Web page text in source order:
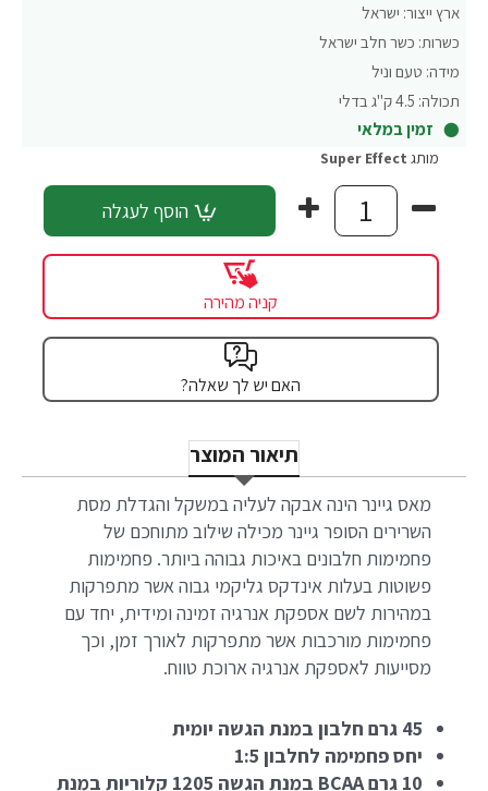
ארץ ייצור: ישראל
כשרות: כשר חלב ישראל
מידה: טעם וניל
תכולה: 4.5 ק"ג בדלי
זמין במלאי
מותג Super Effect
הוסף לעגלה
קניה מהירה
האם יש לך שאלה?
תיאור המוצר
מאס גיינר הינה אבקה לעליה במשקל והגדלת מסת
השרירים הסופר גיינר מכילה שילוב מתוחכם של
פחמימות חלבונים באיכות גבוהה ביותר. פחמימות
פשוטות בעלות אינדקס גליקמי גבוה אשר מתפרקות
במהירות לשם אספקת אנרגיה זמינה ומידית, יחד עם
פחמימות מורכבות אשר מתפרקות לאורך זמן, וכך
מסייעות לאספקת אנרגיה ארוכת טווח.
45 גרם חלבון במנת הגשה יומית
יחס פחמימה לחלבון 1:5
10 גרם BCAA במנת הגשה 1205 קלוריות במנת